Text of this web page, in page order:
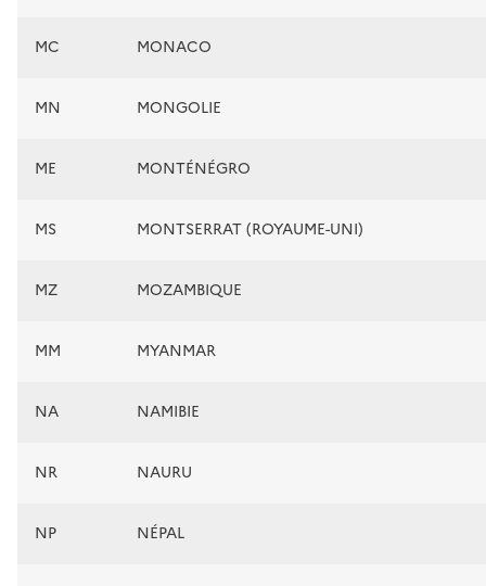
MC MONACO
MN MONGOLIE
ME MONTÉNÉGRO
MS MONTSERRAT (ROYAUME-UNI)
MZ MOZAMBIQUE
MM MYANMAR
NA NAMIBIE
NR NAURU
NP NÉPAL